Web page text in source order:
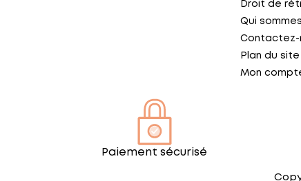
Droit de
Qui
Contactez-
Plan du site
Mon
Paiement sécurisé